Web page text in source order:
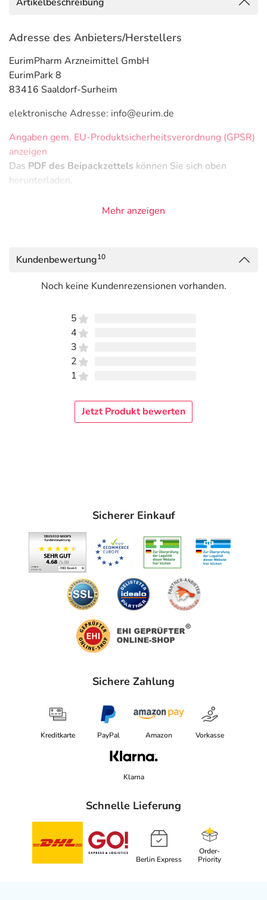
Adresse des Anbieters/Herstellers
EurimPharm Arzneimittel GmbH
EurimPark 8
83416 Saaldorf-Surheim
elektronische Adresse: info@eurim.de
Angaben gem. EU-Produktsicherheitsverordnung (GPSR)
anzeigen
Das PDF des Beipackzettels können Sie sich oben
herunterladen.
Mehr anzeigen
Kundenbewertung10
Noch keine Kundenrezensionen vorhanden.
5
4
3
2
1
Jetzt Produkt bewerten
Sicherer Einkauf
Sichere Zahlung
Kreditkarte PayPal Amazon Vorkasse
Klarna
Schnelle Lieferung
Berlin Express
Order-
Priority